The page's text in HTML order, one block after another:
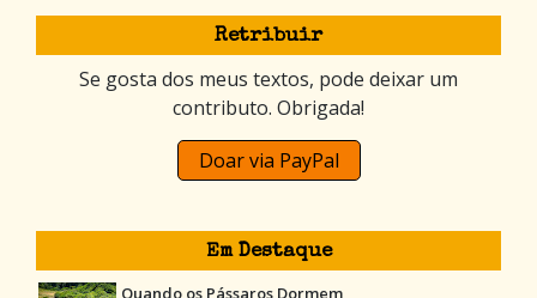
Retribuir
Se gosta dos meus textos, pode deixar um
contributo. Obrigada!
Doar via PayPal
Em Destaque
Quando os Pássaros Dormem